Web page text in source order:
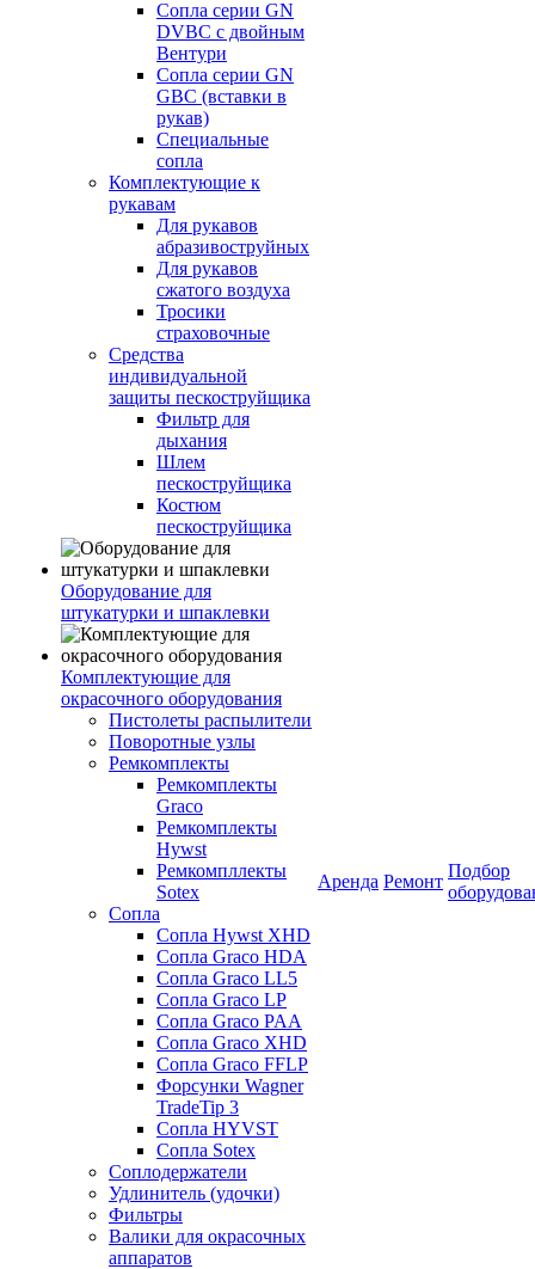
Сопла серии GN
DVBC с двойным
Вентури
Сопла серии GN
GBC (вставки в
рукав)
Специальные
сопла
Комплектующие к
рукавам
Для рукавов
абразивоструйных
Для рукавов
сжатого воздуха
Тросики
страховочные
Средства
индивидуальной
защиты пескоструйщика
Фильтр для
дыхания
Шлем
пескоструйщика
Костюм
пескоструйщика
Оборудование для
штукатурки и шпаклевки
Комплектующие для
окрасочного оборудования
Пистолеты распылители
Поворотные узлы
Ремкомплекты
Ремкомплекты
Graco
Ремкомплекты
Hywst
Ремкомпллекты
Sotex
Сопла
Сопла Hywst XHD
Сопла Graco HDA
Сопла Graco LL5
Сопла Graco LP
Сопла Graco PAA
Сопла Graco XHD
Сопла Graco FFLP
Форсунки Wagner
TradeTip 3
Сопла HYVST
Сопла Sotex
Соплодержатели
Удлинитель (удочки)
Фильтры
Валики для окрасочных
аппаратов
Аренда Ремонт
Подбор